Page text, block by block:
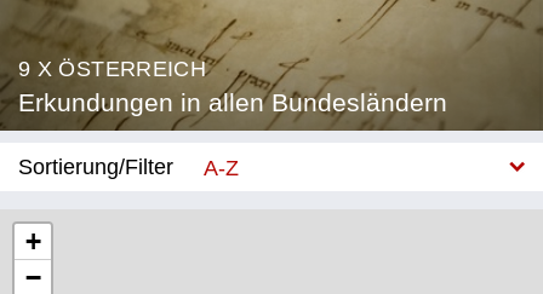
9 X ÖSTERREICH
Erkundungen in allen Bundesländern
Sortierung/Filter
A-Z
+
−